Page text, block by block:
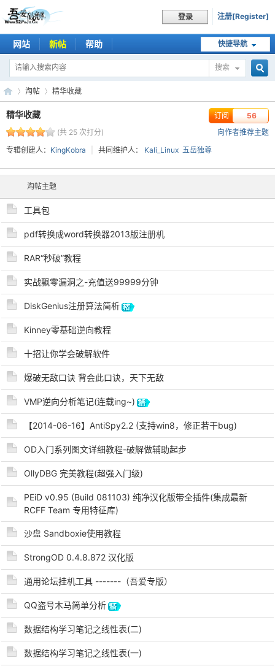
登录 注册[Register]
快捷导航
网站 新帖 帮助
搜索
索
破
淘帖 精华收藏
精华收藏 56
订阅
向作者推荐主题
(共 25 次打分)
专辑创建人： KingKobra 共同维护人： Kali_Linux 五岳独尊
淘帖主题
工具包
pdf转换成word转换器2013版注册机
RAR“秒破”教程
实战飘零漏洞之-充值送99999分钟
DiskGenius注册算法简析
Kinney零基础逆向教程
十招让你学会破解软件
爆破无敌口诀 背会此口诀，天下无敌
VMP逆向分析笔记(连载ing~)
【2014-06-16】AntiSpy2.2 (支持win8，修正若干bug)
OD入门系列图文详细教程-破解做辅助起步
OllyDBG 完美教程(超强入门级)
PEiD v0.95 (Build 081103) 纯净汉化版带全插件(集成最新
RCFF Team 专用特征库)
沙盘 Sandboxie使用教程
StrongOD 0.4.8.872 汉化版
通用论坛挂机工具 -------（吾爱专版）
QQ盗号木马简单分析
数据结构学习笔记之线性表(二)
数据结构学习笔记之线性表(一)